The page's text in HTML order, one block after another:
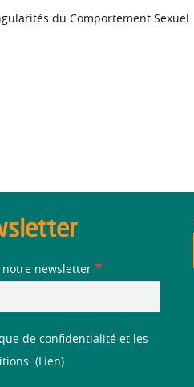
du Comportement Sexuel
notre newsletter *
de confidentialité et les
( Lien)